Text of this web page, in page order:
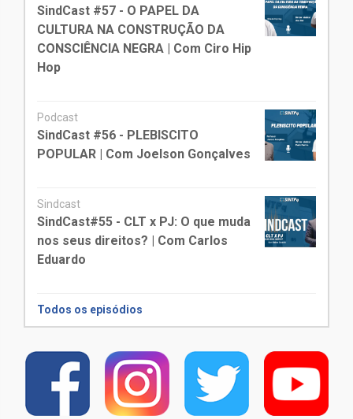
SindCast #57 - O PAPEL DA
CULTURA NA CONSTRUÇÃO DA
CONSCIÊNCIA NEGRA | Com Ciro Hip
Hop
Podcast
SindCast #56 - PLEBISCITO
POPULAR | Com Joelson Gonçalves
Sindcast
SindCast#55 - CLT x PJ: O que muda
nos seus direitos? | Com Carlos
Eduardo
Todos os episódios